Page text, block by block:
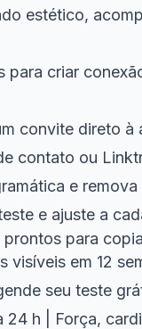
estético,
para criar
convite direto à
contato ou
e remova
e ajuste a
para
visíveis em 12
seu teste
24 h | Força,